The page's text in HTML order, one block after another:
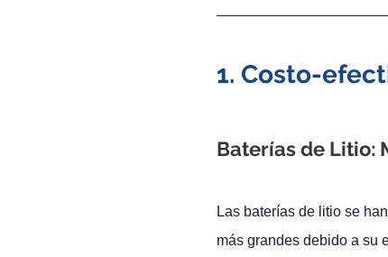
1. Costo-
Baterías de Litio:
Las baterías de litio se
más grandes debido a su